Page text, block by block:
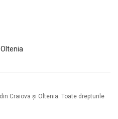
Craiova și Oltenia. Toate drepturile